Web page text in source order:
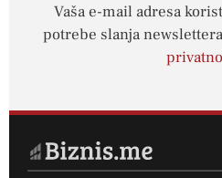
Vaša e-mail adresa
potrebe slanja